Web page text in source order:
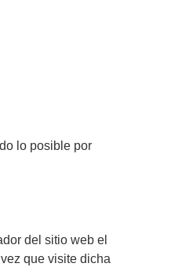
lo posible por
del sitio web el
que visite dicha